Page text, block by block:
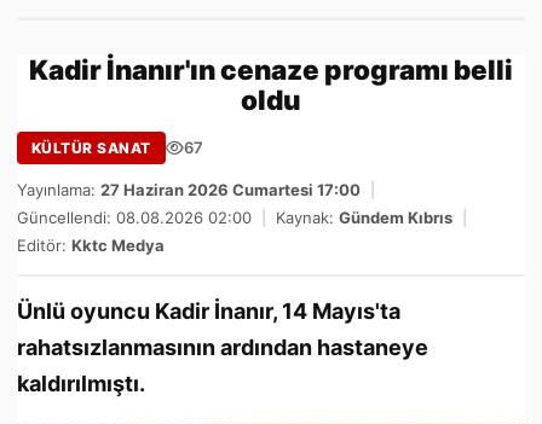
Kadir İnanır'ın cenaze programı belli
oldu
KÜLTÜR SANAT 67
Yayınlama: 27 Haziran 2026 Cumartesi 17:00
Güncellendi: 08.08.2026 02:00
Kaynak: Gündem Kıbrıs
Editör: Kktc Medya
Ünlü oyuncu Kadir İnanır, 14 Mayıs'ta
rahatsızlanmasının ardından hastaneye
kaldırılmıştı.